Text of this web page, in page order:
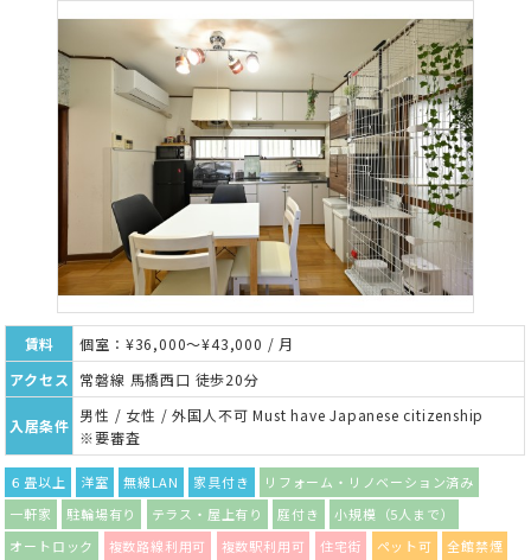
賃料
個室：¥36,000～¥43,000 / 月
アクセス
常磐線 馬橋西口 徒歩20分
入居条件
男性 / 女性 / 外国人不可 Must have Japanese citizenship
※要審査
６畳以上 洋室 無線LAN 家具付き
リフォーム・リノベーション済み
一軒家
駐輪場有り テラス・屋上有り 庭付き
小規模（5人まで）
オートロック
複数路線利用可 複数駅利用可 住宅街 ペット可
全館禁煙